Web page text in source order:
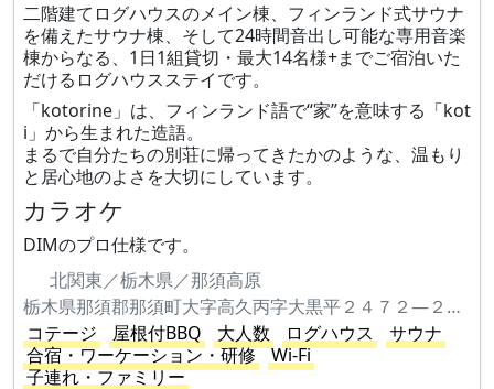
二階建てログハウスのメイン棟、フィンランド式サウナ
を備えたサウナ棟、そして24時間音出し可能な専用音楽
棟からなる、1日1組貸切・最大14名様+までご宿泊いた
だけるログハウスステイです。
「kotorine」は、フィンランド語で“家”を意味する「kot
i」から生まれた造語。
まるで自分たちの別荘に帰ってきたかのような、温もり
と居心地のよさを大切にしています。
カラオケ
DIMのプロ仕様です。
北関東／栃木県／那須高原
栃木県那須郡那須町大字高久丙字大黒平２４７２―２２４
コテージ
屋根付BBQ 大人数 ログハウス
サウナ
合宿・ワーケーション・研修
Wi-Fi
子連れ・ファミリー